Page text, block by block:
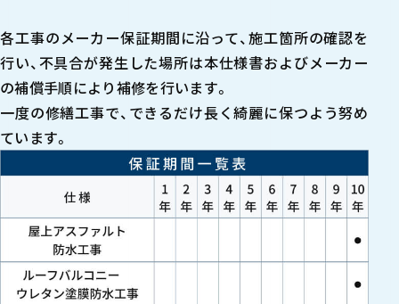
各工事のメーカー保証期間に沿って、施工箇所の確認を
行い、不具合が発生した場所は本仕様書およびメーカー
の補償手順により補修を行います。
一度の修繕工事で、できるだけ長く綺麗に保つよう努め
ています。